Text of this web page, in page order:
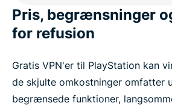
Pris, begrænsninger
for refusion
Gratis VPN'er til PlayStation kan
de skjulte omkostninger omfatter
begrænsede funktioner,